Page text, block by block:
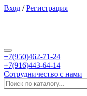
Вход /Регистрация
+7(950)462-71-24
+7(916)443-64-14
Сотрудничество с нами